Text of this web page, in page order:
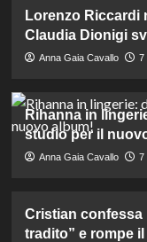
Lorenzo Riccardi
Claudia Dionigi
Anna Gaia Cavallo 7
Rihanna in
studio per il
Anna Gaia Cavallo 7
Cristian confessa
tradito” e rompe